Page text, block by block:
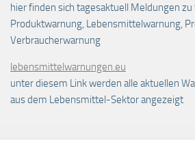
hier finden sich tagesaktuell Meldungen
Produktwarnung, Lebensmittelwarnung,
Verbraucherwarnung
lebensmittelwarnungen.eu
unter diesem Link werden alle aktuellen
aus dem Lebensmittel-Sektor angezeigt